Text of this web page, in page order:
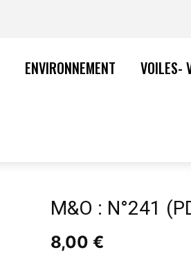
ENVIRONNEMENT VOILES-
M&O : N°241
8,00€